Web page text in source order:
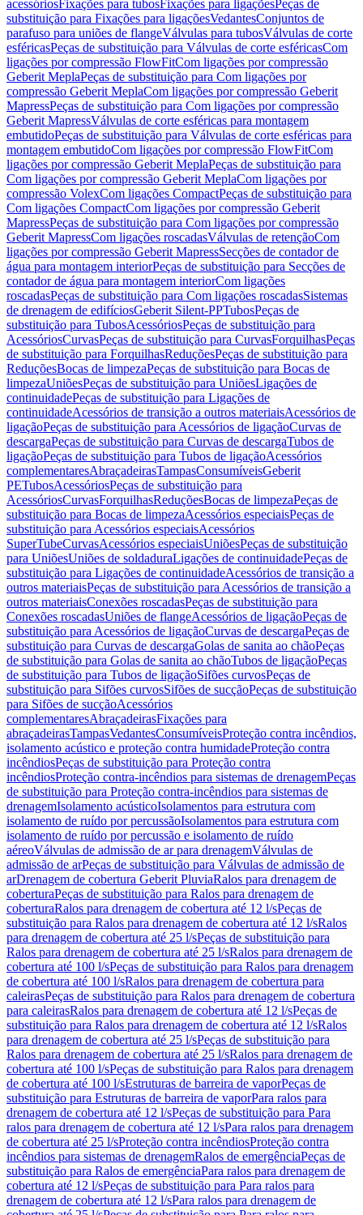
acessóriosFixações para tubosFixações para ligaçõesPeças de
substituição para Fixações para ligaçõesVedantesConjuntos de
parafuso para uniões de flangeVálvulas para tubosVálvulas de corte
esféricasPeças de substituição para Válvulas de corte esféricasCom
ligações por compressão FlowFitCom ligações por compressão
Geberit MeplaPeças de substituição para Com ligações por
compressão Geberit MeplaCom ligações por compressão Geberit
MapressPeças de substituição para Com ligações por compressão
Geberit MapressVálvulas de corte esféricas para montagem
embutidoPeças de substituição para Válvulas de corte esféricas para
montagem embutidoCom ligações por compressão FlowFitCom
ligações por compressão Geberit MeplaPeças de substituição para
Com ligações por compressão Geberit MeplaCom ligações por
compressão VolexCom ligações CompactPeças de substituição para
Com ligações CompactCom ligações por compressão Geberit
MapressPeças de substituição para Com ligações por compressão
Geberit MapressCom ligações roscadasVálvulas de retençãoCom
ligações por compressão Geberit MapressSecções de contador de
água para montagem interiorPeças de substituição para Secções de
contador de água para montagem interiorCom ligações
roscadasPeças de substituição para Com ligações roscadasSistemas
de drenagem de edifíciosGeberit Silent-PPTubosPeças de
substituição para TubosAcessóriosPeças de substituição para
AcessóriosCurvasPeças de substituição para CurvasForquilhasPeças
de substituição para ForquilhasReduçõesPeças de substituição para
ReduçõesBocas de limpezaPeças de substituição para Bocas de
limpezaUniõesPeças de substituição para UniõesLigações de
continuidadePeças de substituição para Ligações de
continuidadeAcessórios de transição a outros materiaisAcessórios de
ligaçãoPeças de substituição para Acessórios de ligaçãoCurvas de
descargaPeças de substituição para Curvas de descargaTubos de
ligaçãoPeças de substituição para Tubos de ligaçãoAcessórios
complementaresAbraçadeirasTampasConsumíveisGeberit
PETubosAcessóriosPeças de substituição para
AcessóriosCurvasForquilhasReduçõesBocas de limpezaPeças de
substituição para Bocas de limpezaAcessórios especiaisPeças de
substituição para Acessórios especiaisAcessórios
SuperTubeCurvasAcessórios especiaisUniõesPeças de substituição
para UniõesUniões de soldaduraLigações de continuidadePeças de
substituição para Ligações de continuidadeAcessórios de transição a
outros materiaisPeças de substituição para Acessórios de transição a
outros materiaisConexões roscadasPeças de substituição para
Conexões roscadasUniões de flangeAcessórios de ligaçãoPeças de
substituição para Acessórios de ligaçãoCurvas de descargaPeças de
substituição para Curvas de descargaGolas de sanita ao chãoPeças
de substituição para Golas de sanita ao chãoTubos de ligaçãoPeças
de substituição para Tubos de ligaçãoSifões curvosPeças de
substituição para Sifões curvosSifões de sucçãoPeças de substituição
para Sifões de sucçãoAcessórios
complementaresAbraçadeirasFixações para
abraçadeirasTampasVedantesConsumíveisProteção contra incêndios,
isolamento acústico e proteção contra humidadeProteção contra
incêndiosPeças de substituição para Proteção contra
incêndiosProteção contra-incêndios para sistemas de drenagemPeças
de substituição para Proteção contra-incêndios para sistemas de
drenagemIsolamento acústicoIsolamentos para estrutura com
isolamento de ruído por percussãoIsolamentos para estrutura com
isolamento de ruído por percussão e isolamento de ruído
aéreoVálvulas de admissão de ar para drenagemVálvulas de
admissão de arPeças de substituição para Válvulas de admissão de
arDrenagem de cobertura Geberit PluviaRalos para drenagem de
coberturaPeças de substituição para Ralos para drenagem de
coberturaRalos para drenagem de cobertura até 12 l/sPeças de
substituição para Ralos para drenagem de cobertura até 12 l/sRalos
para drenagem de cobertura até 25 l/sPeças de substituição para
Ralos para drenagem de cobertura até 25 l/sRalos para drenagem de
cobertura até 100 l/sPeças de substituição para Ralos para drenagem
de cobertura até 100 l/sRalos para drenagem de cobertura para
caleirasPeças de substituição para Ralos para drenagem de cobertura
para caleirasRalos para drenagem de cobertura até 12 l/sPeças de
substituição para Ralos para drenagem de cobertura até 12 l/sRalos
para drenagem de cobertura até 25 l/sPeças de substituição para
Ralos para drenagem de cobertura até 25 l/sRalos para drenagem de
cobertura até 100 l/sPeças de substituição para Ralos para drenagem
de cobertura até 100 l/sEstruturas de barreira de vaporPeças de
substituição para Estruturas de barreira de vaporPara ralos para
drenagem de cobertura até 12 l/sPeças de substituição para Para
ralos para drenagem de cobertura até 12 l/sPara ralos para drenagem
de cobertura até 25 l/sProteção contra incêndiosProteção contra
incêndios para sistemas de drenagemRalos de emergênciaPeças de
substituição para Ralos de emergênciaPara ralos para drenagem de
cobertura até 12 l/sPeças de substituição para Para ralos para
drenagem de cobertura até 12 l/sPara ralos para drenagem de